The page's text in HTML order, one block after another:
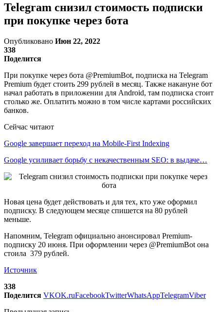
Telegram снизил стоимость подписки
при покупке через бота
Опубликовано Июн 22, 2022
338
Поделится
При покупке через бота @PremiumBot, подписка на Telegram
Premium будет стоить 299 рублей в месяц. Также накануне бот
начал работать в приложении для Android, там подписка стоит
столько же. Оплатить можно в том числе картами российских
банков.
Сейчас читают
Google завершает переход на Mobile-First Indexing
Google усиливает борьбу с некачественным SEO: в выдаче…
Новая цена будет действовать и для тех, кто уже оформил
подписку. В следующем месяце спишется на 80 рублей
меньше.
Напомним, Telegram официально анонсировал Premium-
подписку 20 июня. При оформлении через @PremiumBot она
стоила 379 рублей.
Источник
338
Поделится VKOK.ruFacebookTwitterWhatsAppTelegramViber